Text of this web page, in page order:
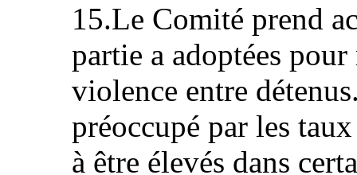
15.Le Comité prend
partie a adoptées
violence entre
préoccupé par les
à être élevés dans